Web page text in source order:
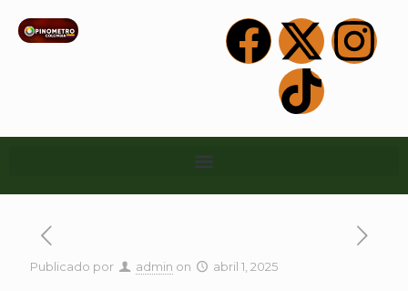
Publicado por admin on abril 1, 2025